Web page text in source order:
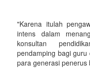
"Karena itulah
intens dalam
konsultan
pendamping bagi
para generasi penerus